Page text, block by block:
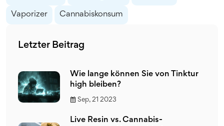
Vaporizer Cannabiskonsum
Letzter Beitrag
Wie lange können Sie von Tinktur
high bleiben?
Sep, 21 2023
Live Resin vs. Cannabis-